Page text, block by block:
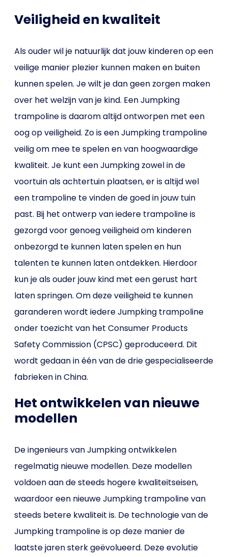
Veiligheid en kwaliteit
Als ouder wil je natuurlijk dat jouw kinderen op een
veilige manier plezier kunnen maken en buiten
kunnen spelen. Je wilt je dan geen zorgen maken
over het welzijn van je kind. Een Jumpking
trampoline is daarom altijd ontworpen met een
oog op veiligheid. Zo is een Jumpking trampoline
veilig om mee te spelen en van hoogwaardige
kwaliteit. Je kunt een Jumpking zowel in de
voortuin als achtertuin plaatsen, er is altijd wel
een trampoline te vinden de goed in jouw tuin
past. Bij het ontwerp van iedere trampoline is
gezorgd voor genoeg veiligheid om kinderen
onbezorgd te kunnen laten spelen en hun
talenten te kunnen laten ontdekken. Hierdoor
kun je als ouder jouw kind met een gerust hart
laten springen. Om deze veiligheid te kunnen
garanderen wordt iedere Jumpking trampoline
onder toezicht van het Consumer Products
Safety Commission (CPSC) geproduceerd. Dit
wordt gedaan in één van de drie gespecialiseerde
fabrieken in China.
Het ontwikkelen van nieuwe
modellen
De ingenieurs van Jumpking ontwikkelen
regelmatig nieuwe modellen. Deze modellen
voldoen aan de steeds hogere kwaliteitseisen,
waardoor een nieuwe Jumpking trampoline van
steeds betere kwaliteit is. De technologie van de
Jumpking trampoline is op deze manier de
laatste jaren sterk geëvolueerd. Deze evolutie